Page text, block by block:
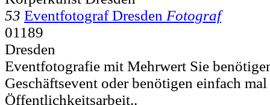
53 Eventfotograf Dresden Fotograf
01189
Dresden
Eventfotografie mit Mehrwert Sie
Geschäftsevent oder benötigen einfach
Öffentlichkeitsarbeit..